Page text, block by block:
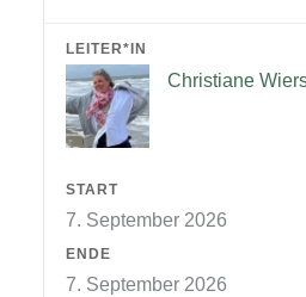
LEITER*IN
Christiane
START
7. September 2026
ENDE
7. September 2026